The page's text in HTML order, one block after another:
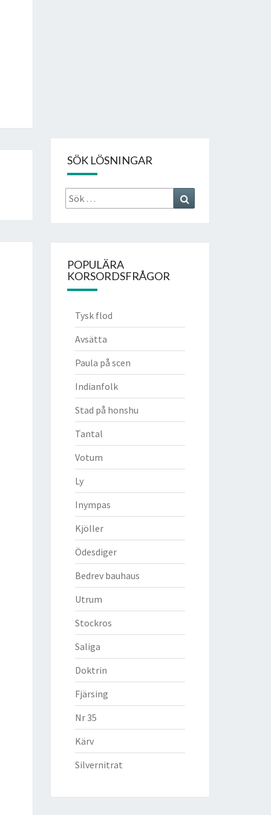
SÖK LÖSNINGAR
Sök
efter:
POPULÄRA
KORSORDSFRÅGOR
Tysk flod
Avsätta
Paula på scen
Indianfolk
Stad på honshu
Tantal
Votum
Ly
Inympas
Kjöller
Ödesdiger
Bedrev bauhaus
Utrum
Stockros
Saliga
Doktrin
Fjärsing
Nr 35
Kärv
Silvernitrat